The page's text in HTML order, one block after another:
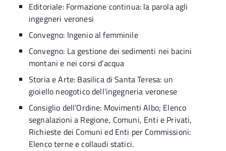
Editoriale: Formazione continua: la parola agli
ingegneri veronesi
Convegno: Ingenio al femminile
Convegno: La gestione dei sedimenti nei bacini
montani e nei corsi d’acqua
Storia e Arte: Basilica di Santa Teresa: un
gioiello neogotico dell’ingegneria veronese
Consiglio dell’Ordine: Movimenti Albo; Elenco
segnalazioni a Regione, Comuni, Enti e Privati,
Richieste dei Comuni ed Enti per Commissioni:
Elenco terne e collaudi statici.